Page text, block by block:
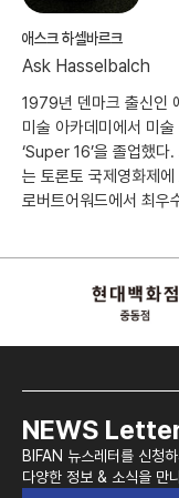
애스크 하셀바르크
Ask Hasselbalch
1979년 덴마크 출신인
미술 아카데미에서 미
‘Super 16’을 졸업했
는 토론토 국제영화제
로버트어워드에서 최우
NEWS
BIFAN 뉴스레터를 신청
다양한 정보 & 소식을 만